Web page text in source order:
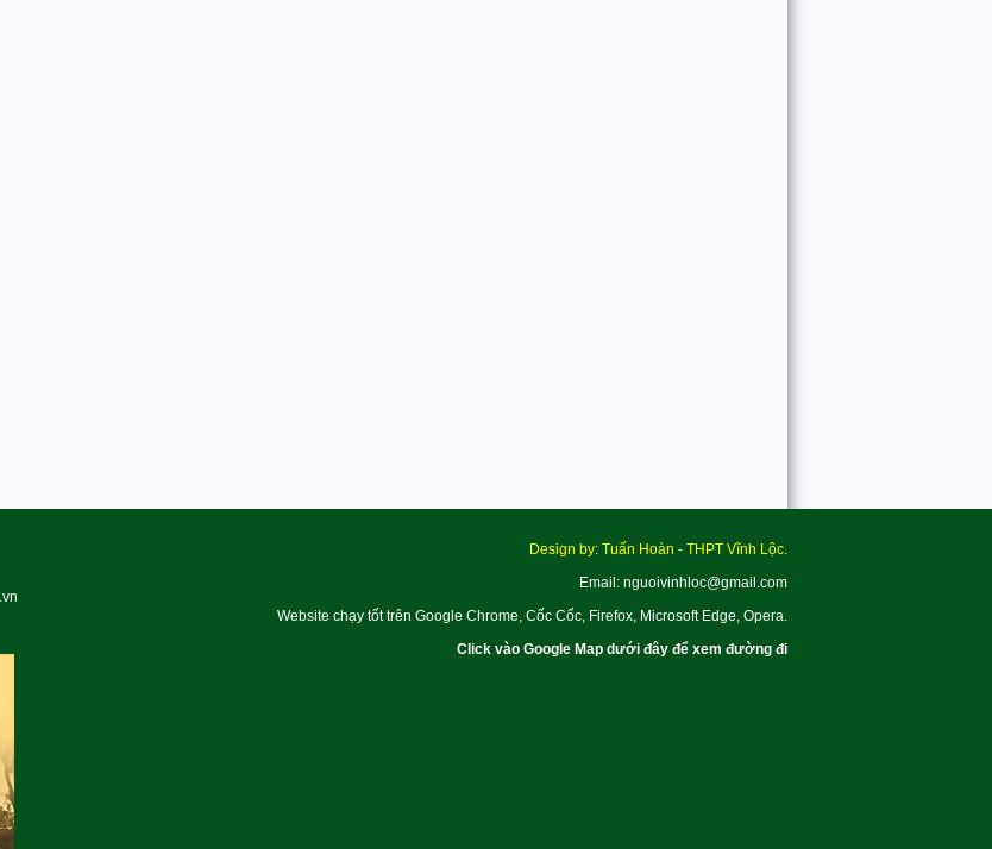
Design by: Tuấn Hoàn - THPT Vĩnh Lộc.
Email: nguoivinhloc@gmail.com
Website chạy tốt trên Google Chrome, Cốc Cốc, Firefox, Microsoft Edge, Opera.
Click vào Google Map dưới đây để xem đường đi